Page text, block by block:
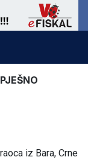
iz Bara, Crne